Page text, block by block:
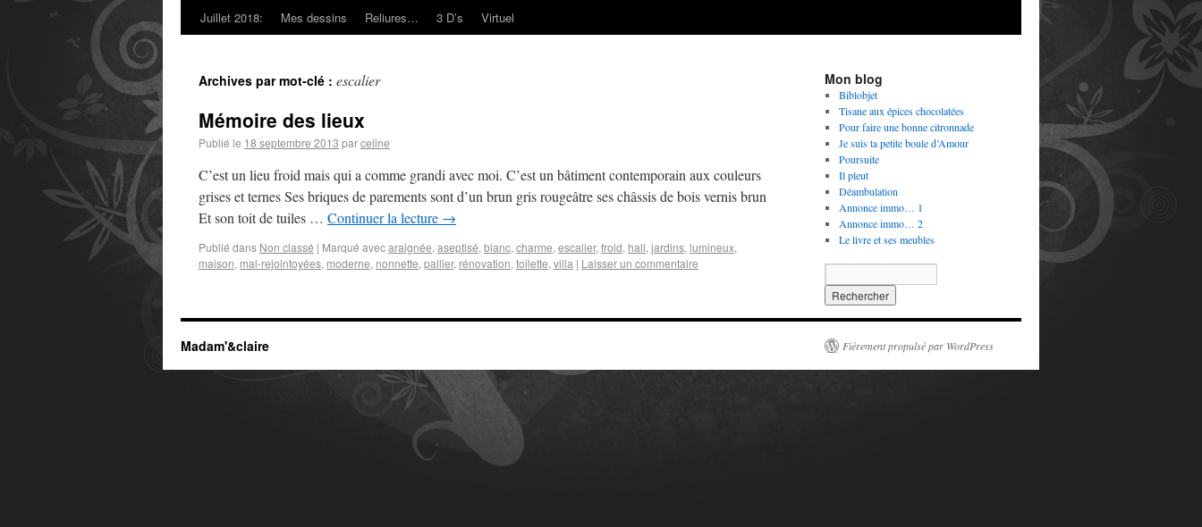
Juillet 2018: Mes dessins Reliures… 3 D’s Virtuel
Archives par mot-clé : escalier
Mémoire des lieux
Publié le 18 septembre 2013 parceline
C’est un lieu froid mais qui a comme grandi avec moi. C’est un bâtiment contemporain aux couleurs
grises et ternes Ses briques de parements sont d’un brun gris rougeâtre ses châssis de bois vernis brun
Et son toit de tuiles … Continuer la lecture →
Publié dans Non classé | Marqué avecaraignée, aseptisé, blanc, charme, escalier, froid, hall, jardins, lumineux,
maison, mal-rejointoyées, moderne, nonnette, pallier, rénovation, toilette, villa | Laisser un commentaire
Mon blog
Biblobjet
Tisane aux épices chocolatées
Pour faire une bonne citronnade
Je suis ta petite boule d’Amour
Poursuite
Il pleut
Déambulation
Annonce immo… 1
Annonce immo… 2
Le livre et ses meubles
Madam'&claire Fièrement propulsé par WordPress